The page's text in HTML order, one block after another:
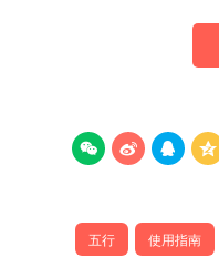
   
五行 使用指南